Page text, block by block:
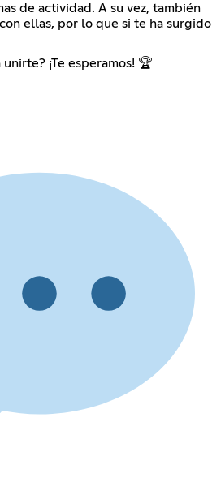
de actividad. A su vez, también
ellas, por lo que si te ha surgido
¡Te esperamos! 🏆